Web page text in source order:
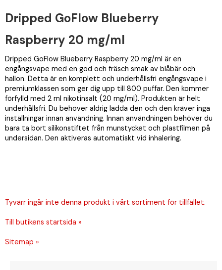
Dripped GoFlow Blueberry
Raspberry 20 mg/ml
Dripped GoFlow Blueberry Raspberry 20 mg/ml är en
engångsvape med en god och fräsch smak av blåbär och
hallon. Detta är en komplett och underhållsfri engångsvape i
premiumklassen som ger dig upp till 800 puffar. Den kommer
förfylld med 2 ml nikotinsalt (20 mg/ml). Produkten är helt
underhållsfri. Du behöver aldrig ladda den och den kräver inga
inställningar innan användning. Innan användningen behöver du
bara ta bort silikonstiftet från munstycket och plastfilmen på
undersidan. Den aktiveras automatiskt vid inhalering.
Tyvärr ingår inte denna produkt i vårt sortiment för tillfället.
Till butikens startsida »
Sitemap »